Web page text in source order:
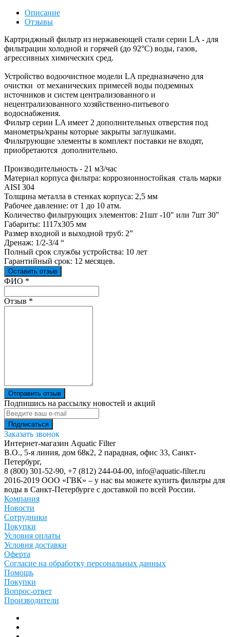
Описание
Отзывы
Картриджный фильтр из нержавеющей стали серии LA - для
фильтрации холодной и горячей (до 92°C) воды, газов,
агрессивных химических сред.
Устройство водоочистное модели LA предназначено для
очистки от механических примесей воды подземных
источников и систем централизованного и
нецентрализованного хозяйственно-питьевого
водоснабжения.
Фильтр серии LA имеет 2 дополнительных отверстия под
манометры/краны которые закрыты заглушками.
Фильтрующие элементы в комплект поставки не входят,
приобретаются дополнительно.
Производительность - 21 м3/час
Материал корпуса фильтра: коррозионностойкая сталь марки
AISI 304
Толщина металла в стенках корпуса: 2,5 мм
Рабочее давление: от 1 до 10 атм.
Количество фильтрующих элементов: 21шт -10" или 7шт 30"
Габариты: 1117х305 мм
Размер входной и выходной труб: 2”
Дренаж: 1/2-3/4 “
Полный срок службы устройства: 10 лет
Гарантийный срок: 12 месяцев.
Оставить отзыв
Ваш отзыв был отправлен!
ФИО *
Отзыв *
Отправить отзыв
Подпишись на рассылку новостей и акций
Заказать звонок
Интернет-магазин Aquatic Filter
В.О., 5-я линия, дом 68к2, 2 парадная, офис 33, Санкт-
Петербург,
8 (800) 301-52-90, +7 (812) 244-04-00, info@aquatic-filter.ru
2016-2019 ООО «ГВК» – у нас вы можете купить фильтры для
воды в Санкт-Петербурге с доставкой по всей России.
Компания
Новости
Сотрудники
Покупки
Условия оплаты
Условия доставки
Оферта
Согласие на обработку персональных данных
Помощь
Покупки
Вопрос-ответ
Производители